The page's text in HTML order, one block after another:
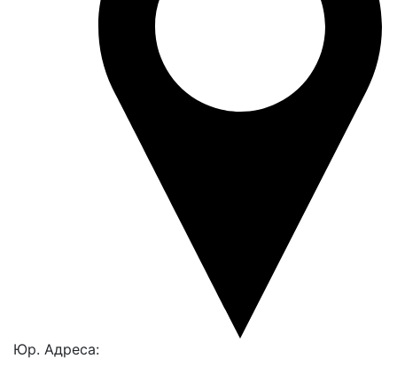
Юр. Адреса: